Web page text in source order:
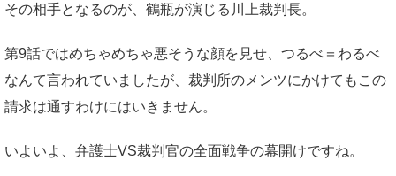
その相手となるのが、鶴瓶が演じる川上裁判長。
第9話ではめちゃめちゃ悪そうな顔を見せ、つるべ＝わるべ
なんて言われていましたが、裁判所のメンツにかけてもこの
請求は通すわけにはいきません。
いよいよ、弁護士VS裁判官の全面戦争の幕開けですね。